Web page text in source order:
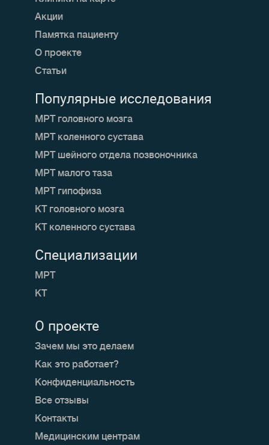
О проекте
Зачем мы это делаем
Как это работает?
Конфиденциальность
Все отзывы
Контакты
Медицинским центрам
Акции
Памятка пациенту
О проекте
Статьи
Специализации
МРТ
КТ
Популярные исследования
МРТ головного мозга
МРТ коленного сустава
МРТ шейного отдела позвоночника
МРТ малого таза
МРТ гипофиза
КТ головного мозга
КТ коленного сустава